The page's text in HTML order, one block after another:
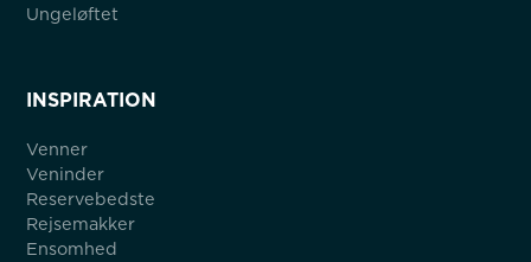
Ungeløftet
INSPIRATION
Venner
Veninder
Reservebedste
Rejsemakker
Ensomhed